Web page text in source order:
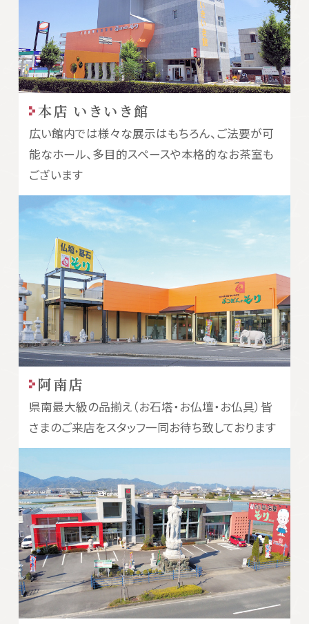
本店 いきいき館
広い館内では様々な展示はもちろん、ご法要が可
能なホール、多目的スペースや本格的なお茶室も
ございます
阿南店
県南最大級の品揃え（お石塔・お仏壇・お仏具）皆
さまのご来店をスタッフ一同お待ち致しております